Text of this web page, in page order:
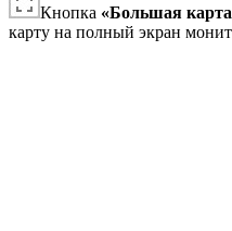
Кнопка «Большая
карту на полный экран